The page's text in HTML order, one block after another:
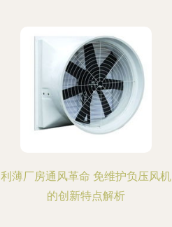
利薄厂房通风革命 免维护负压风机
的创新特点解析